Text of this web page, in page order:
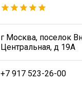
г Москва, поселок
Центральная, д 19А
+7 917 523-26-00